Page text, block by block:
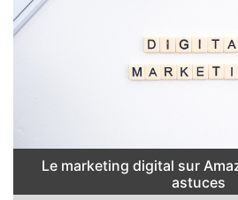
Le marketing digital sur
astuces